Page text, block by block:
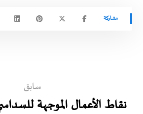
سابق
نقاط الأعمال الموجهة